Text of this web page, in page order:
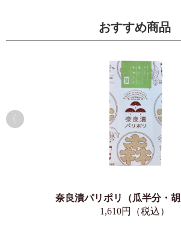
おすすめ商品
奈良漬パリポリ（瓜半分・胡
1,610円（税込）